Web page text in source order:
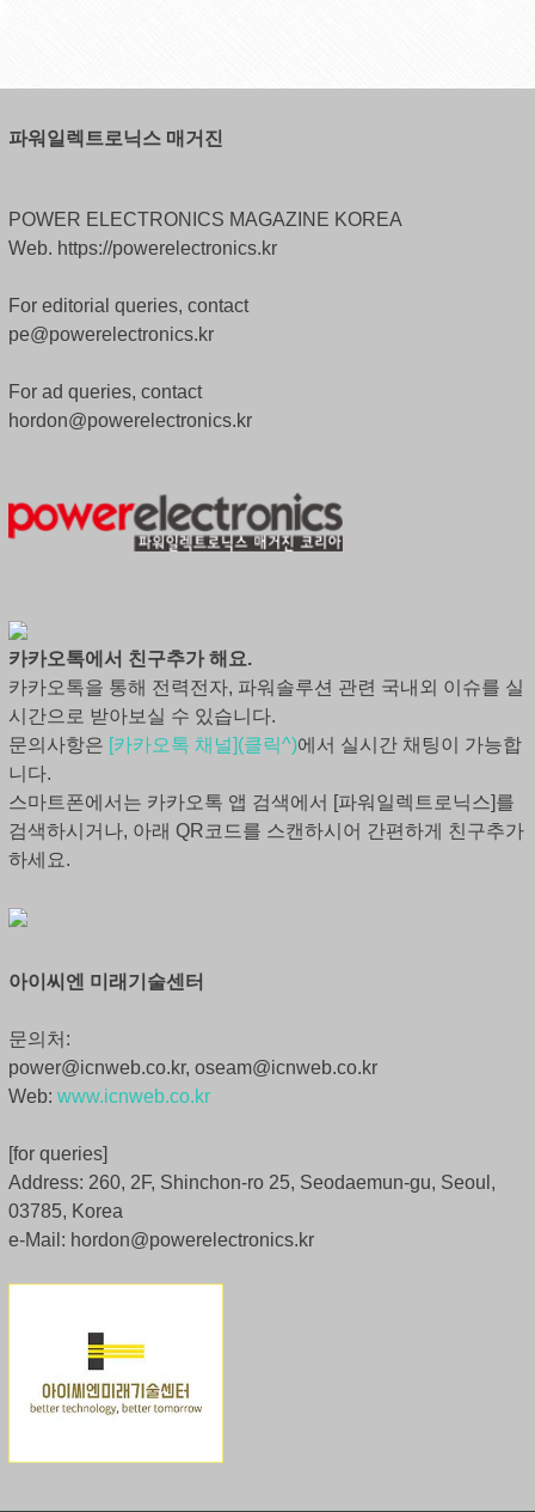
파워일렉트로닉스 매거진
POWER ELECTRONICS MAGAZINE KOREA
Web. https://powerelectronics.kr
For editorial queries, contact
pe@powerelectronics.kr
For ad queries, contact
hordon@powerelectronics.kr
카카오톡에서 친구추가 해요.
카카오톡을 통해 전력전자, 파워솔루션 관련 국내외 이슈를 실
시간으로 받아보실 수 있습니다.
문의사항은 [카카오톡 채널](클릭^)에서 실시간 채팅이 가능합
니다.
스마트폰에서는 카카오톡 앱 검색에서 [파워일렉트로닉스]를
검색하시거나, 아래 QR코드를 스캔하시어 간편하게 친구추가
하세요.
아이씨엔 미래기술센터
문의처:
power@icnweb.co.kr, oseam@icnweb.co.kr
Web: www.icnweb.co.kr
[for queries]
Address: 260, 2F, Shinchon-ro 25, Seodaemun-gu, Seoul,
03785, Korea
e-Mail: hordon@powerelectronics.kr